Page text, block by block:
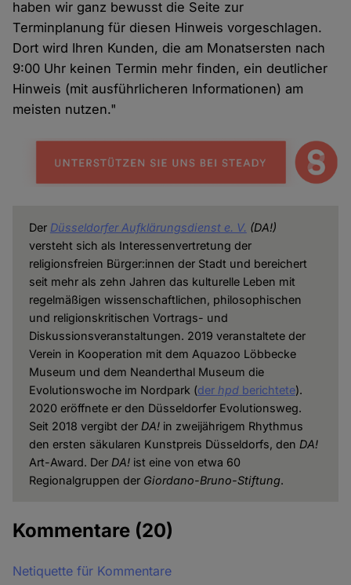
haben wir ganz bewusst die Seite zur
Terminplanung für diesen Hinweis vorgeschlagen.
Dort wird Ihren Kunden, die am Monatsersten nach
9:00 Uhr keinen Termin mehr finden, ein deutlicher
Hinweis (mit ausführlicheren Informationen) am
meisten nutzen."
Der Düsseldorfer Aufklärungsdienst e. V. (DA!)
versteht sich als Interessenvertretung der
religionsfreien Bürger:innen der Stadt und bereichert
seit mehr als zehn Jahren das kulturelle Leben mit
regelmäßigen wissenschaftlichen, philosophischen
und religionskritischen Vortrags- und
Diskussionsveranstaltungen. 2019 veranstaltete der
Verein in Kooperation mit dem Aquazoo Löbbecke
Museum und dem Neanderthal Museum die
Evolutionswoche im Nordpark (der hpdberichtete).
2020 eröffnete er den Düsseldorfer Evolutionsweg.
Seit 2018 vergibt der DA!in zweijährigem Rhythmus
den ersten säkularen Kunstpreis Düsseldorfs, den DA!
Art-Award. Der DA!ist eine von etwa 60
Regionalgruppen der Giordano-Bruno-Stiftung.
Kommentare (20)
Netiquette für Kommentare